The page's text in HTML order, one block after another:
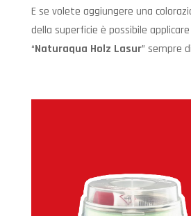
E se volete aggiungere una
della superficie è possibile
“Naturaqua Holz Lasur” sempre